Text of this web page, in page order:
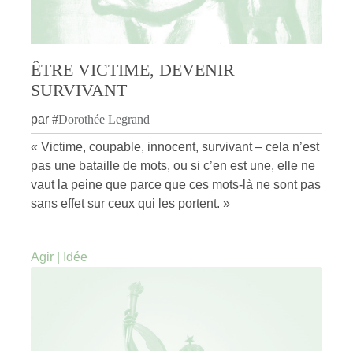
ÊTRE VICTIME, DEVENIR
SURVIVANT
par #Dorothée Legrand
« Victime, coupable, innocent, survivant – cela n’est
pas une bataille de mots, ou si c’en est une, elle ne
vaut la peine que parce que ces mots-là ne sont pas
sans effet sur ceux qui les portent. »
Agir Idée